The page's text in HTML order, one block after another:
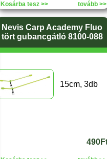
Kosárba tesz >> tovább >>
Nevis Carp Academy Fluo
tört gubancgátló 8100-088
15cm, 3db